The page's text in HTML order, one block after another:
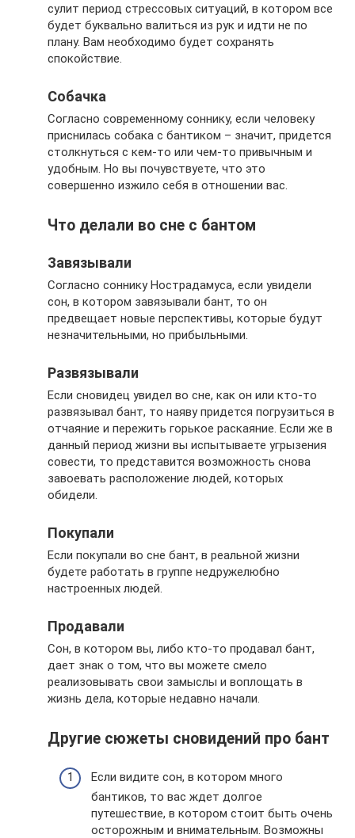
сулит период стрессовых ситуаций, в котором все
будет буквально валиться из рук и идти не по
плану. Вам необходимо будет сохранять
спокойствие.
Собачка
Согласно современному соннику, если человеку
приснилась собака с бантиком – значит, придется
столкнуться с кем-то или чем-то привычным и
удобным. Но вы почувствуете, что это
совершенно изжило себя в отношении вас.
Что делали во сне с бантом
Завязывали
Согласно соннику Нострадамуса, если увидели
сон, в котором завязывали бант, то он
предвещает новые перспективы, которые будут
незначительными, но прибыльными.
Развязывали
Если сновидец увидел во сне, как он или кто-то
развязывал бант, то наяву придется погрузиться в
отчаяние и пережить горькое раскаяние. Если же в
данный период жизни вы испытываете угрызения
совести, то представится возможность снова
завоевать расположение людей, которых
обидели.
Покупали
Если покупали во сне бант, в реальной жизни
будете работать в группе недружелюбно
настроенных людей.
Продавали
Сон, в котором вы, либо кто-то продавал бант,
дает знак о том, что вы можете смело
реализовывать свои замыслы и воплощать в
жизнь дела, которые недавно начали.
Другие сюжеты сновидений про бант
Если видите сон, в котором много
бантиков, то вас ждет долгое
путешествие, в котором стоит быть очень
осторожным и внимательным. Возможны